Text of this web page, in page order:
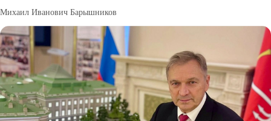
Михаил Иванович Барышников